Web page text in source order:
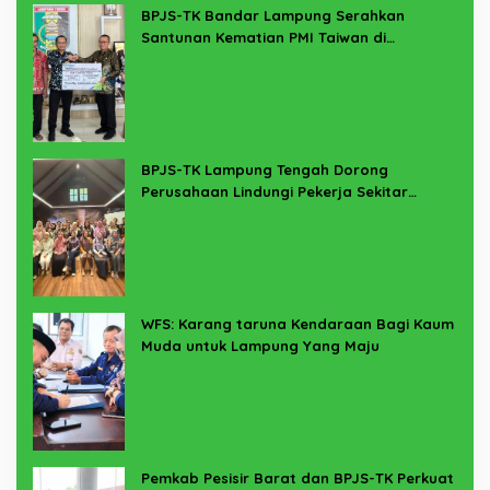
BPJS-TK Bandar Lampung Serahkan
Santunan Kematian PMI Taiwan di
BPJS-TK Lampung Tengah Dorong
Perusahaan Lindungi Pekerja Sekitar
WFS: Karang taruna Kendaraan Bagi Kaum
Muda untuk Lampung Yang Maju
Pemkab Pesisir Barat dan BPJS-TK Perkuat